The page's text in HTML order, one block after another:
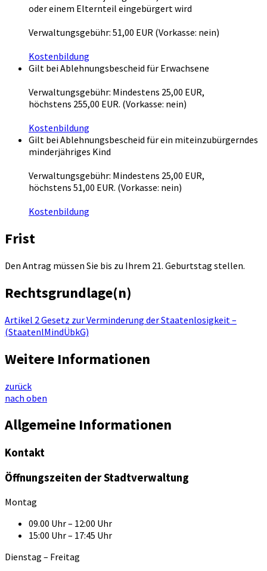
oder einem Elternteil eingebürgert wird
Verwaltungsgebühr: 51,00 EUR (Vorkasse: nein)
Kostenbildung
Gilt bei Ablehnungsbescheid für Erwachsene
Verwaltungsgebühr: Mindestens 25,00 EUR,
höchstens 255,00 EUR. (Vorkasse: nein)
Kostenbildung
Gilt bei Ablehnungsbescheid für ein miteinzubürgerndes
minderjähriges Kind
Verwaltungsgebühr: Mindestens 25,00 EUR,
höchstens 51,00 EUR. (Vorkasse: nein)
Kostenbildung
Frist
Den Antrag müssen Sie bis zu Ihrem 21. Geburtstag stellen.
Rechtsgrundlage(n)
Artikel 2 Gesetz zur Verminderung der Staatenlosigkeit –
(StaatenlMindÜbkG)
Weitere Informationen
zurück
nach oben
Allgemeine Informationen
Kontakt
Öffnungszeiten der Stadtverwaltung
Montag
09.00 Uhr – 12:00 Uhr
15:00 Uhr – 17:45 Uhr
Dienstag – Freitag